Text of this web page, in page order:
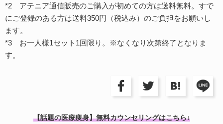
*2 アテニア通信販売のご購入が初めての方は送料無料。すで
にご登録のある方は送料350円（税込み）のご負担をお願いし
ます。
*3 お一人様1セット1回限り。※なくなり次第終了となりま
す。
【話題の医療痩身】無料カウンセリングはこちら↓